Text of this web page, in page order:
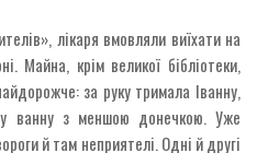
лікаря вмовляли виїхати на
Майна, крім великої бібліотеки,
за руку тримала Іванну,
ванну з меншою донечкою. Уже
й там неприятелі. Одні й другі